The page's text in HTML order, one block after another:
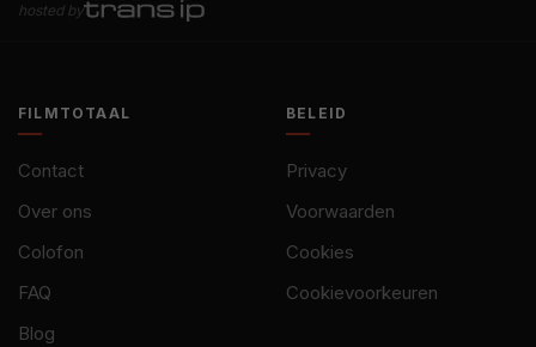
hosted by
FILMTOTAAL
Contact
Over ons
Colofon
FAQ
Blog
BELEID
Privacy
Voorwaarden
Cookies
Cookievoorkeuren